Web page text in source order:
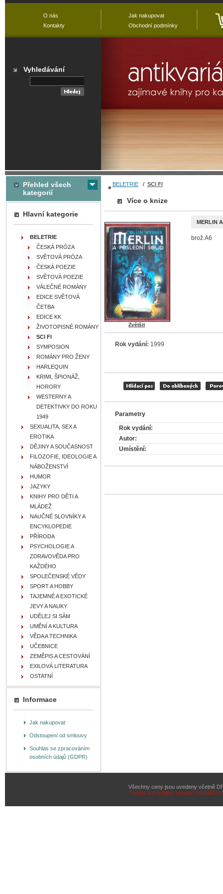
BELETRIE/ SCI FI
Více o knize
Zvětšit
MERLIN
brož.A6
Rok vydání: 1999
Parametry
Rok vydání:
Autor:
Umístění:
Přehled všech
kategorií
Hlavní kategorie
BELETRIE
ČESKÁ PRÓZA
SVĚTOVÁ PRÓZA
ČESKÁ POEZIE
SVĚTOVÁ POEZIE
VÁLEČNÉ ROMÁNY
EDICE SVĚTOVÁ
ČETBA
EDICE KK
ŽIVOTOPISNÉ ROMÁNY
SCI FI
SYMPOSION
ROMÁNY PRO ŽENY
HARLEQUIN
KRIMI, ŠPIONÁŽ,
HORORY
WESTERNY A
DETEKTIVKY DO ROKU
1949
SEXUALITA, SEX A
EROTIKA
DĚJINY A SOUČASNOST
FILOZOFIE, IDEOLOGIE A
NÁBOŽENSTVÍ
HUMOR
JAZYKY
KNIHY PRO DĚTI A
MLÁDEŽ
NAUČNÉ SLOVNÍKY A
ENCYKLOPEDIE
PŘÍRODA
PSYCHOLOGIE A
ZDRAVOVĚDA PRO
KAŽDÉHO
SPOLEČENSKÉ VĚDY
SPORT A HOBBY
TAJEMNÉ A EXOTICKÉ
JEVY A NAUKY
UDĚLEJ SI SÁM
UMĚNÍ A KULTURA
VĚDA A TECHNIKA
UČEBNICE
ZEMĚPIS A CESTOVÁNÍ
EXILOVÁ LITERATURA
OSTATNÍ
Informace
Jak nakupovat
Odstoupení od smlouvy
Souhlas se zpracováním
osobních údajů (GDPR)
Všechny ceny jsou uvedeny včetně
Tvorba a pronájem eshopů
O nás
Kontakty
Jak nakupovat
Obchodní podmínky
Vyhledávání